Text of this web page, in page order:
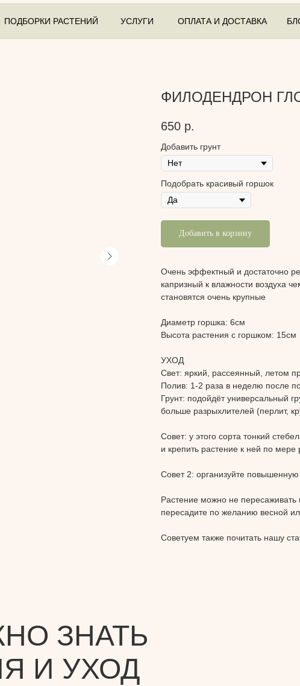
УСЛУГИ ОПЛАТА И ДОСТАВКА
ПОДБОРКИ РАСТЕНИЙ
ФИЛОДЕНДРОН
650 р.
Добавить грунт
Подобрать красивый горшок
Добавить в корзину
Очень эффектный и достаточно
капризный к влажности воздуха
становятся очень крупные
Диаметр горшка: 6см
Высота растения с горшком: 15см
УХОД
Свет: яркий, рассеянный, летом
Полив: 1-2 раза в неделю после
Грунт: подойдёт универсальный
больше разрыхлителей (перлит,
Совет: у этого сорта тонкий
и крепить растение к ней по мере
Совет 2: организуйте повышенную
Растение можно не пересаживать
пересадите по желанию весной
Советуем также почитать нашу
ЗНАТЬ
И УХОД